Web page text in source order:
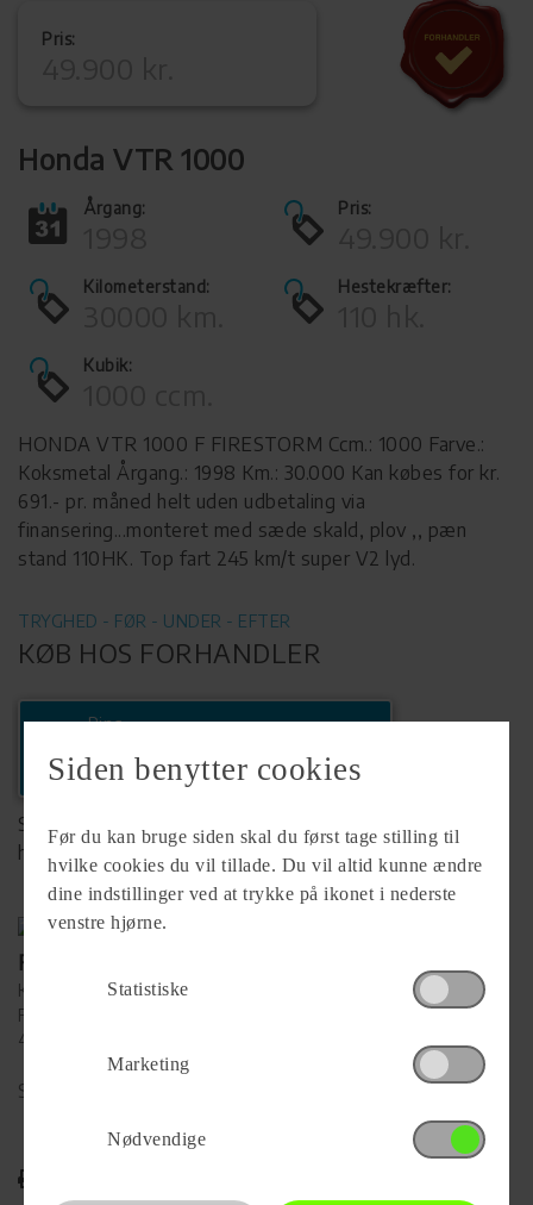
Pris:
Honda VTR 1000
Årgang: Pris:
Kilometerstand: Hestekræfter:
Kubik:
HONDA VTR 1000 F FIRESTORM Ccm.: 1000 Farve.:
Koksmetal Årgang.: 1998 Km.: 30.000 Kan købes for kr.
691.- pr. måned helt uden udbetaling via
finansering...monteret med sæde skald, plov ,, pæn
stand 110HK. Top fart 245 km/t super V2 lyd.
TRYGHED - FØR - UNDER - EFTER
KØB HOS FORHANDLER
Ring
+45 56 65 26 19
Se komplet info på forhandlerens
hjemmeside
Forhandler
Køge MC
Falkevej 38
4600 Køge
Se alle
Siden benytter cookies
Før du kan bruge siden skal du først tage stilling til
hvilke cookies du vil tillade. Du vil altid kunne ændre
dine indstillinger ved at trykke på ikonet i nederste
venstre hjørne.
Statistiske
Marketing
Nødvendige